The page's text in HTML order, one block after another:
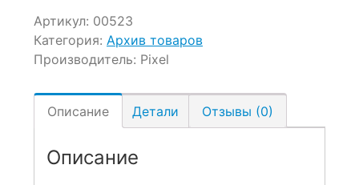
Артикул: 00523
Категория: Архив товаров
Производитель: Pixel
Описание Детали Отзывы (0)
Описание